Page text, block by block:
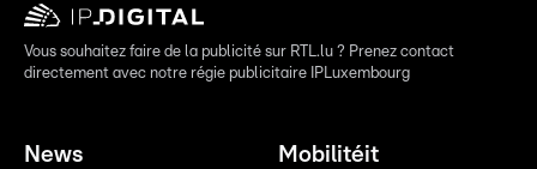
Vous souhaitez faire de la publicité sur RTL.lu ? Prenez contact
directement avec notre régie publicitaire IPLuxembourg
News Mobilitéit